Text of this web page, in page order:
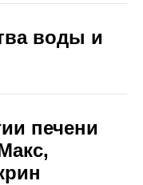
воды и
печени